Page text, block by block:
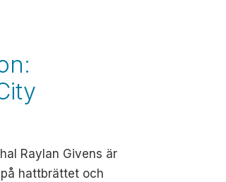
Raylan Givens är
hattbrättet och